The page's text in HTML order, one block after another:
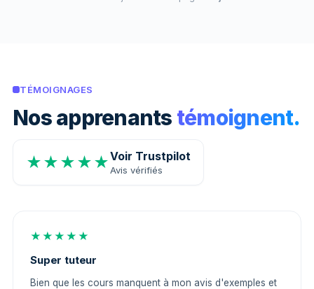
TÉMOIGNAGES
Nos apprenants témoignent.
★★★★★Voir Trustpilot
Avis vérifiés
★★★★★
Super tuteur
Bien que les cours manquent à mon avis d'exemples et